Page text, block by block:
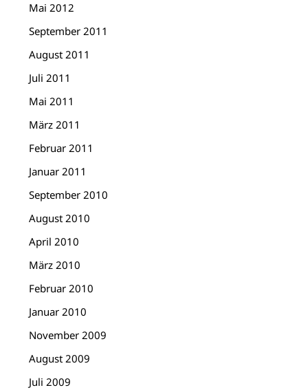
Mai 2012
September 2011
August 2011
Juli 2011
Mai 2011
März 2011
Februar 2011
Januar 2011
September 2010
August 2010
April 2010
März 2010
Februar 2010
Januar 2010
November 2009
August 2009
Juli 2009